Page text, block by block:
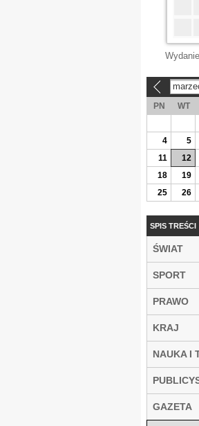
PN WT
4
5
11
12
18
19
25
26
SPIS TREŚCI
ŚWIAT
SPORT
PRAWO
KRAJ
NAUKA I
GAZETA